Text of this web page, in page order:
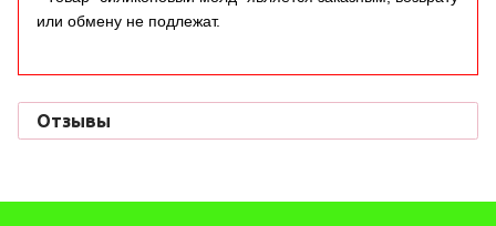
или обмену не подлежат.
Отзывы